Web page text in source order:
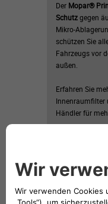
Der Mopar®
Schutzgegen
Mikro-
schützen Sie
Fahrzeugs vor
außen.
Erfahren Sie
Innenraumfilter
Händler für